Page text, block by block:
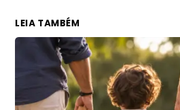
LEIA TAMBÉM